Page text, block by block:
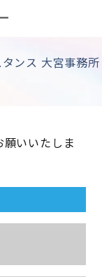
ンス 大宮事務所
いいたしま